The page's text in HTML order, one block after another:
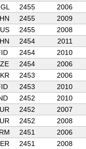
2455
2006
2455
2009
2455
2008
2454
2011
2454
2010
2454
2006
2453
2006
2453
2010
2452
2010
2452
2007
2452
2008
2451
2006
2451 2008